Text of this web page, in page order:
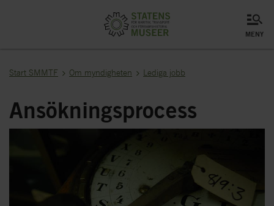
meny
Start SMMTF Om myndigheten Lediga jobb
Ansökningsprocess